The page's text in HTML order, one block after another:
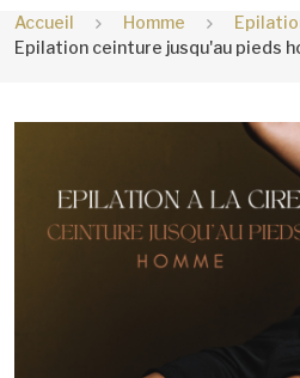
Accueil Homme
Epilation ceinture jusqu'au pieds